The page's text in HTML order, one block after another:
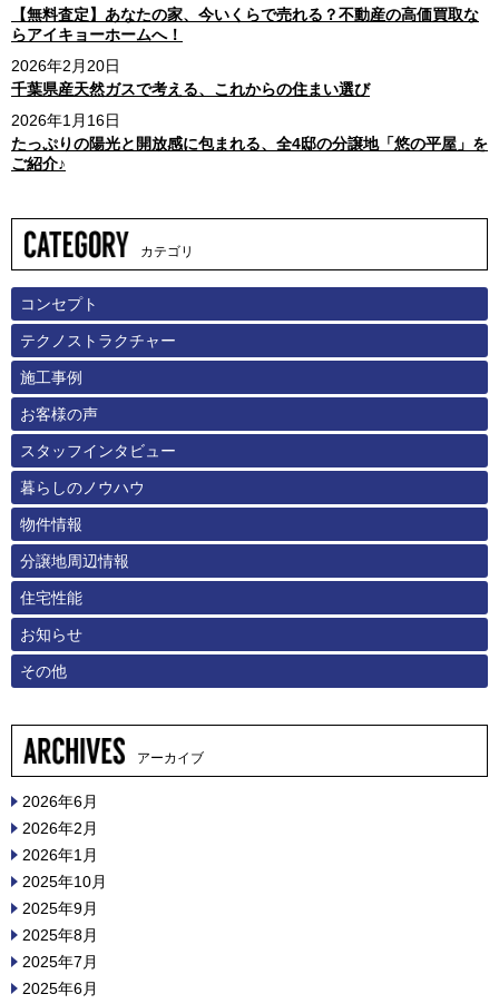
【無料査定】あなたの家、今いくらで売れる？不動産の高価買取な
らアイキョーホームへ！
2026年2月20日
千葉県産天然ガスで考える、これからの住まい選び
2026年1月16日
たっぷりの陽光と開放感に包まれる、全4邸の分譲地「悠の平屋」を
ご紹介♪
カテゴリ
コンセプト
テクノストラクチャー
施工事例
お客様の声
スタッフインタビュー
暮らしのノウハウ
物件情報
分譲地周辺情報
住宅性能
お知らせ
その他
アーカイブ
2026年6月
2026年2月
2026年1月
2025年10月
2025年9月
2025年8月
2025年7月
2025年6月